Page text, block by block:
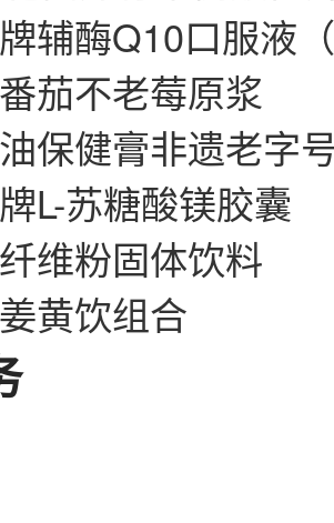
辅酶Q10口服液
茄不老莓原浆
保健膏非遗老字
L-苏糖酸镁胶囊
维粉固体饮料
黄饮组合